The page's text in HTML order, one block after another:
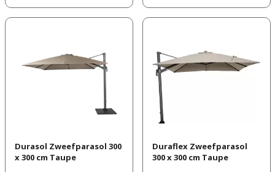
Durasol Zweefparasol 300
x 300 cm Taupe
Duraflex Zweefparasol
300 x 300 cm Taupe